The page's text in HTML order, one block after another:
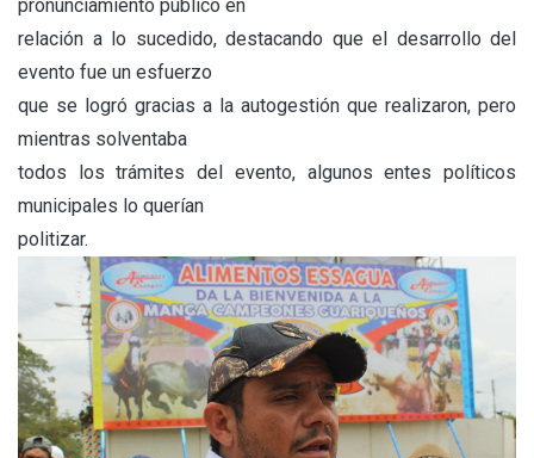
pronunciamiento público en
relación a lo sucedido, destacando que el desarrollo del
evento fue un esfuerzo
que se logró gracias a la autogestión que realizaron, pero
mientras solventaba
todos los trámites del evento, algunos entes políticos
municipales lo querían
politizar.